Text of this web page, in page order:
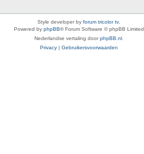
Style developer by forum tricolor tv,
Powered by phpBB® Forum Software © phpBB Limited
Nederlandse vertaling doorphpBB.nl.
Privacy | Gebruikersvoorwaarden